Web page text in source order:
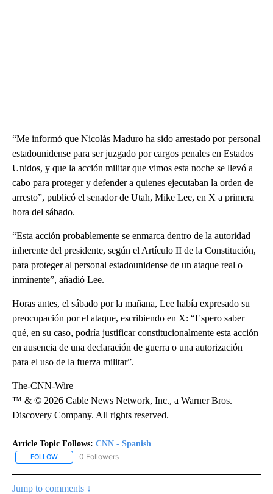
“Me informó que Nicolás Maduro ha sido arrestado por personal
estadounidense para ser juzgado por cargos penales en Estados
Unidos, y que la acción militar que vimos esta noche se llevó a
cabo para proteger y defender a quienes ejecutaban la orden de
arresto”, publicó el senador de Utah, Mike Lee, en X a primera
hora del sábado.
“Esta acción probablemente se enmarca dentro de la autoridad
inherente del presidente, según el Artículo II de la Constitución,
para proteger al personal estadounidense de un ataque real o
inminente”, añadió Lee.
Horas antes, el sábado por la mañana, Lee había expresado su
preocupación por el ataque, escribiendo en X: “Espero saber
qué, en su caso, podría justificar constitucionalmente esta acción
en ausencia de una declaración de guerra o una autorización
para el uso de la fuerza militar”.
The-CNN-Wire
™ & © 2026 Cable News Network, Inc., a Warner Bros.
Discovery Company. All rights reserved.
Article Topic Follows: CNN - Spanish
FOLLOW FOLLOW "CNN - SPANISH" TO RECEIVE NOTIFICATIONS ABOUT
0 Followers
Jump to comments ↓